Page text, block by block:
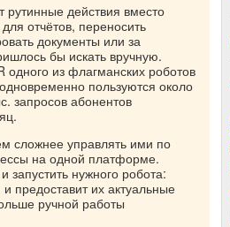
действия вместо
отчётов, переносить
документы или за
бы искать вручную.
из флагманских роботов
пользуются около
запросов абонентов
сложнее управлять ими по
на одной платформе.
запустить нужного робота:
предоставит их актуальные
ручной работы